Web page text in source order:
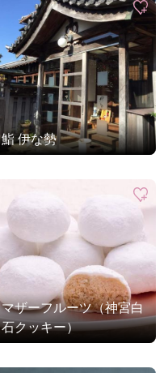
鮨 伊な勢
マザーフルーツ（神宮白
石クッキー）